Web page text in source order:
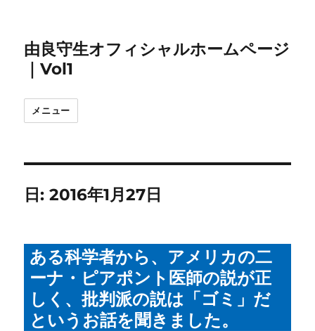
由良守生オフィシャルホームページ
｜Vol1
メニュー
日:2016年1月27日
ある科学者から、アメリカの二
ーナ・ピアポント医師の説が正
しく、批判派の説は「ゴミ」だ
というお話を聞きました。